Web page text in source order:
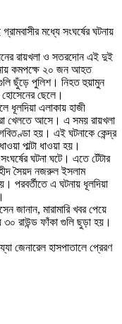
মধ্যে সংঘর্ষের ঘটনায়
রায়খলা ও সতরদোন এই দুই
কমপক্ষে ২০ জন আহত
ছুঁড়ে পুলিশ। নিহত হুয়ামুন
ছেলে।
ধূলদিয়া এলাকায় হাজী
খেলতে আসে। এ সময় রায়খলা
হয়। এই ঘটনাকে কেন্দ্র
পাল্টা ধাওয়া হয়।
ঘটনা ঘটে। এতে টেঁটার
সৈয়দ নজরুল ইসলাম
পরবর্তীতে এ ঘটনায় ধূলদিয়া
জানান, মারামারি খবর পেয়ে
৩০ রাউন্ড ফাঁকা গু‌লি ছুড়া হয়।
জেনারেল হাসপাতালে প্রেরণ